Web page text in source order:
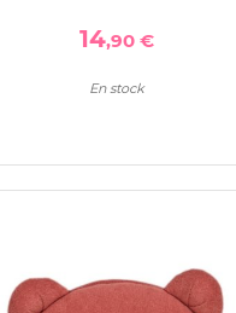
14,90 €
En stock